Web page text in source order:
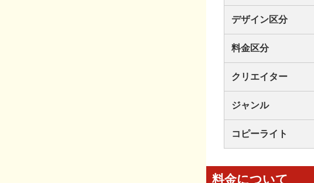
デザイン区分
料金区分
クリエイター
ジャンル
コピーライト
料金について